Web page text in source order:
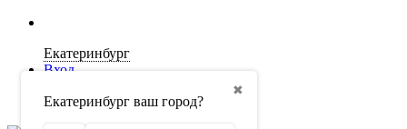
Екатеринбург
✖
Екатеринбург ваш город?
Вход
Регистрация